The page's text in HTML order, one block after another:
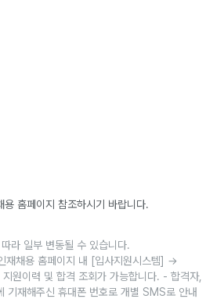
홈페이지 참조하시기 바랍니다.
라 일부 변동될 수 있습니다.
재채용 홈페이지 내 [입사지원시스템] →
원이력 및 합격 조회가 가능합니다. - 합격자,
기재해주신 휴대폰 번호로 개별 SMS로 안내